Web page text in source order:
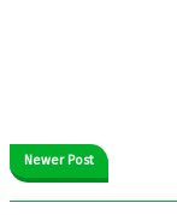
Newer Post